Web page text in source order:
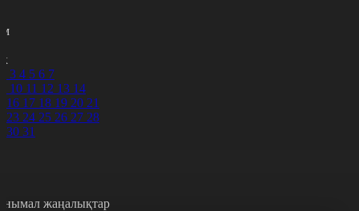
3 4 5 6 7
10 11 12 13 14
16 17 18 19 20 21
23 24 25 26 27 28
30 31
жаңалықтар